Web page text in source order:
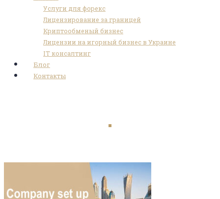
Услуги для форекс
Лицензирование за границей
Криптообменый бизнес
Лицензии на игорный бизнес в Украине
IT консалтинг
Блог
Контакты